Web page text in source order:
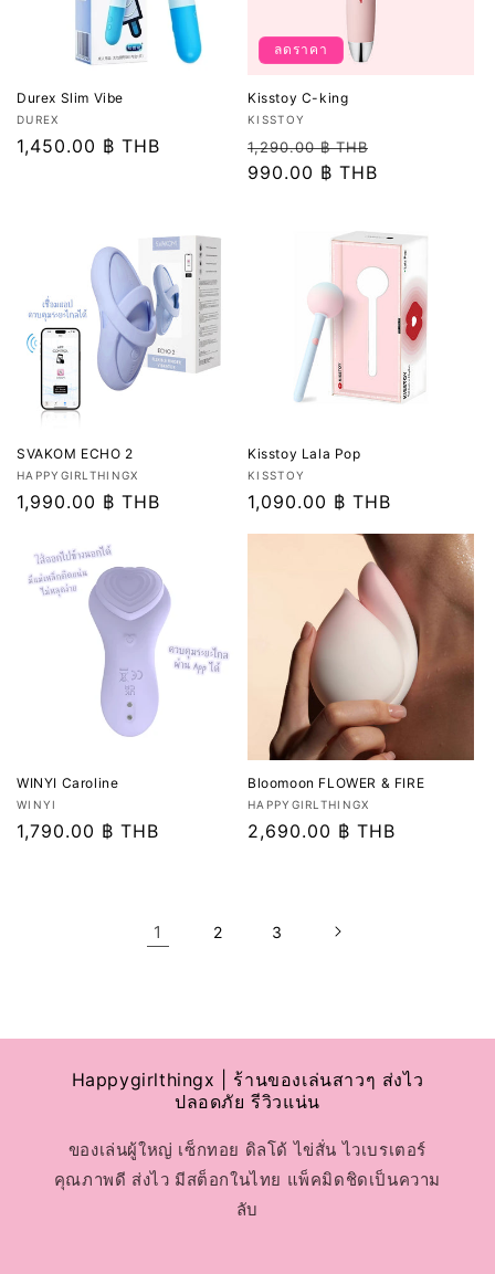
Durex Slim Vibe
เวน
เด
DUREX
ราคา
1,450.00 ฿ THB
ลดราคา
Kisstoy C-king
เวน
เด
อร์:
KISSTOY
ราคา
ปกติ
1,290.00 ฿ THB
990.00 ฿ THB
SVAKOM ECHO 2
เวน
เด
HAPPYGIRLTHINGX
ราคา
1,990.00 ฿ THB
Kisstoy Lala Pop
เวน
เด
KISSTOY
ราคา
ปกติ
1,090.00 ฿ THB
WINYI Caroline
เวน
เด
WINYI
ราคา
1,790.00 ฿ THB
Bloomoon FLOWER & FIRE
เวน
เด
HAPPYGIRLTHINGX
ราคา
2,690.00 ฿ THB
1 2 3
Happygirlthingx | ร้านของเล่นสาวๆ ส่งไว
ปลอดภัย รีวิวแน่น
ของเล่นผู้ใหญ่ เซ็กทอย ดิลโด้ ไข่สั่น ไวเบรเตอร์
คุณภาพดี ส่งไว มีสต็อกในไทย แพ็คมิดชิดเป็นความ
ลับ